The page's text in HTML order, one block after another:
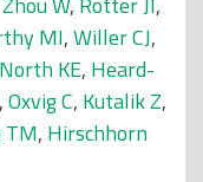
MI,Willer CJ,
North KE, Heard-
,Oxvig C, Kutalik Z,
TM, Hirschhorn